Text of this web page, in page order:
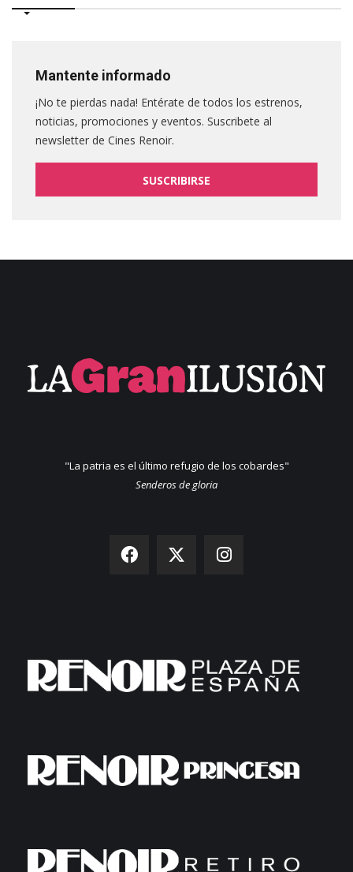
Mantente informado
¡No te pierdas nada! Entérate de todos los estrenos,
noticias, promociones y eventos. Suscribete al
newsletter de Cines Renoir.
SUSCRIBIRSE
"La patria es el último refugio de los cobardes"
Senderos de gloria